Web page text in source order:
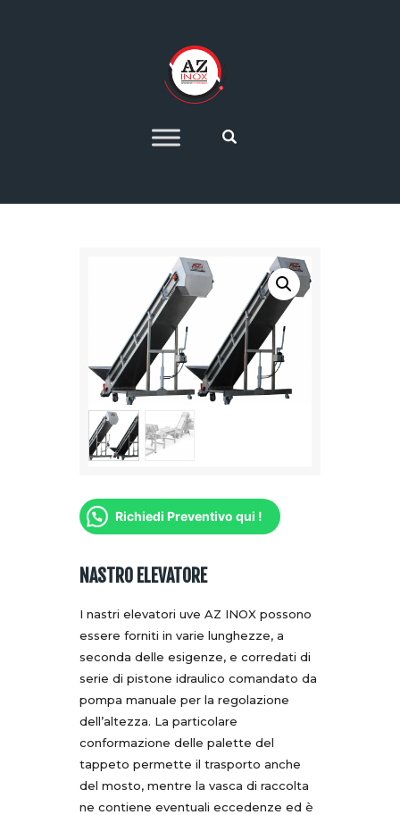
IMPIANTI DI
CONTATTI
Richiedi Preventivo qui !
NASTRO ELEVATORE
I nastri elevatori uve AZ INOX possono
essere forniti in varie lunghezze, a
seconda delle esigenze, e corredati di
serie di pistone idraulico comandato da
pompa manuale per la regolazione
dell’altezza. La particolare
conformazione delle palette del
tappeto permette il trasporto anche
del mosto, mentre la vasca di raccolta
ne contiene eventuali eccedenze ed è